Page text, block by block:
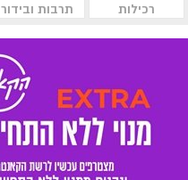
רכילות
תרבות ובידור